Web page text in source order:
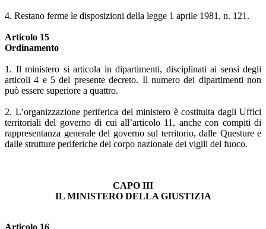
4. Restano ferme le disposizioni della legge 1 aprile 1981, n. 121.
Articolo 15
Ordinamento
1. Il ministero si articola in dipartimenti, disciplinati ai sensi degli
articoli 4 e 5 del presente decreto. Il numero dei dipartimenti non
può essere superiore a quattro.
2. L’organizzazione periferica del ministero è costituita dagli Uffici
territoriali del governo di cui all’articolo 11, anche con compiti di
rappresentanza generale del governo sul territorio, dalle Questure e
dalle strutture periferiche del corpo nazionale dei vigili del fuoco.
CAPO III
IL MINISTERO DELLA GIUSTIZIA
Articolo 16